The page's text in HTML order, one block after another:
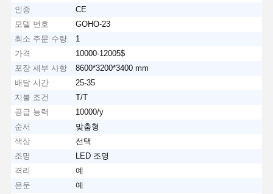
인증
CE
모델 번호
GOHO-23
최소 주문 수량
1
가격
10000-12005$
포장 세부 사항
8600*3200*3400 mm
배달 시간
25-35
지불 조건
T/T
공급 능력
10000/y
순서
맞춤형
색상
선택
조명
LED 조명
격리
예
은둔
예